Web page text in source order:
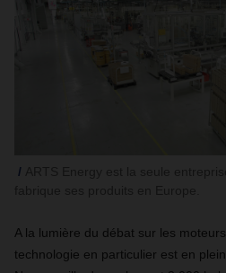
A la lumière du débat sur les
technologie en particulier est en